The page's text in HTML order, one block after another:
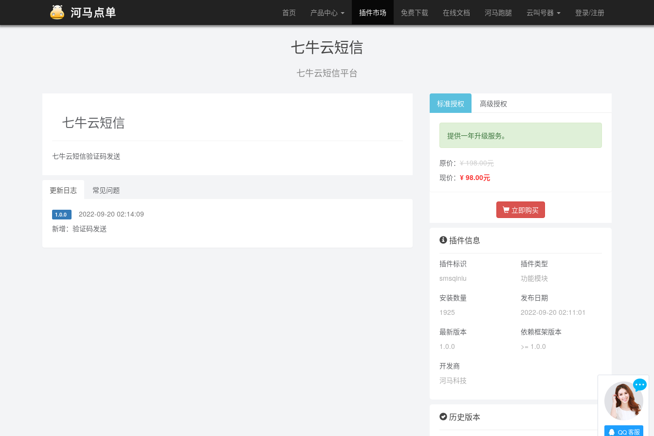
首页 产品中心 插件市场 免费下载 在线文档 河马跑腿 云叫号器 登录/注册
七牛云短信
七牛云短信平台
七牛云短信
七牛云短信验证码发送
更新日志 常见问题
1.0.0
2022-09-20 02:14:09
新增：验证码发送
标准授权 高级授权
提供一年升级服务。
原价： ¥ 198.00元
现价： ¥ 98.00元
立即购买
插件信息
插件标识
smsqiniu
插件类型
功能模块
安装数量
1925
发布日期
2022-09-20 02:11:01
最新版本
1.0.0
依赖框架版本
>= 1.0.0
开发商
河马科技
历史版本
QQ 客服